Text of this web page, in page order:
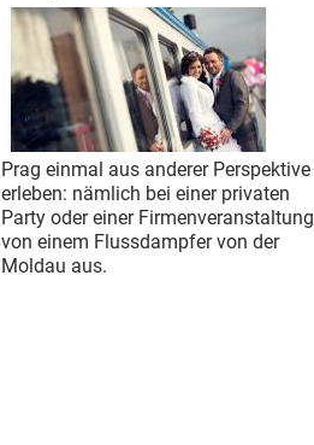
Prag einmal aus anderer Perspektive
erleben: nämlich bei einer privaten
Party oder einer Firmenveranstaltung
von einem Flussdampfer von der
Moldau aus.